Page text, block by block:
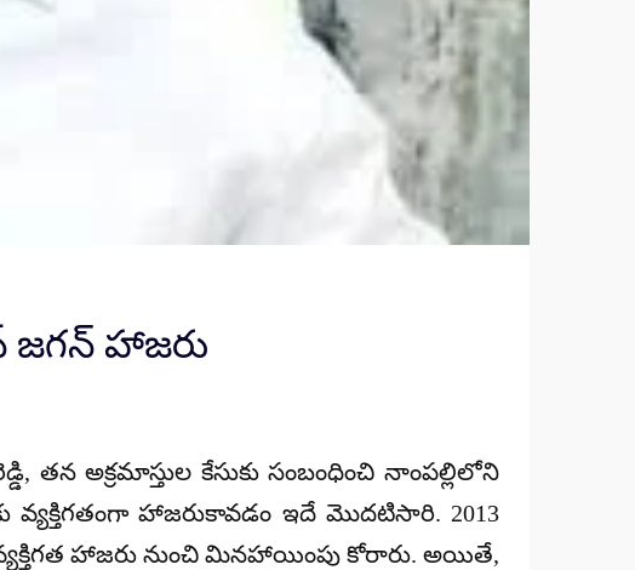
జగన్ హాజరు
, తన అక్రమాస్తుల కేసుకు సంబంధించి నాంపల్లిలోని
వ్యక్తిగతంగా హాజరుకావడం ఇదే మొదటిసారి. 2013
హాజరు నుంచి మినహాయింపు కోరారు. అయితే,